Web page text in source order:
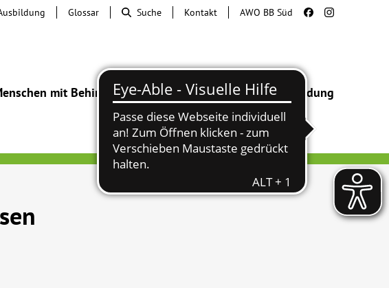
mit BehinderungBeratung & HilfeBegegnung Bildung
Glossar Suche Kontakt AWO BB Süd